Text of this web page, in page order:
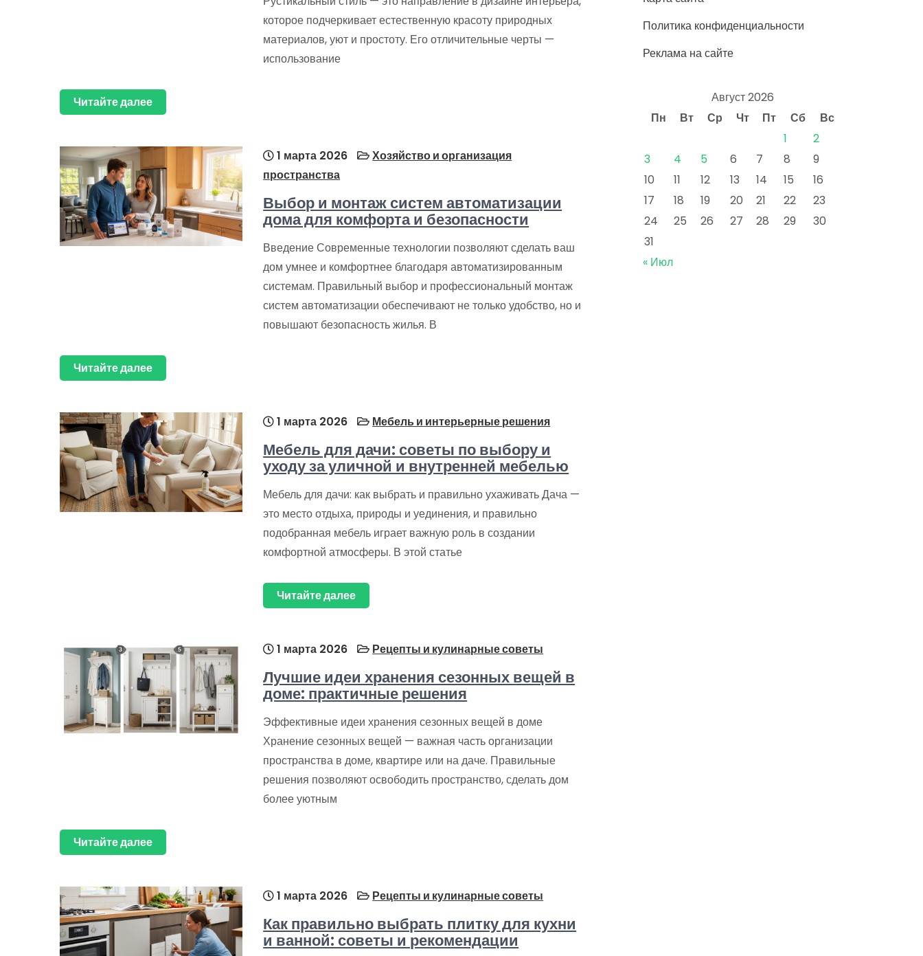
которое подчеркивает естественную красоту природных
материалов, уют и простоту. Его отличительные черты —
использование
Читайте далее
1 марта 2026
Хозяйство и организация
пространства
Выбор и монтаж систем автоматизации
дома для комфорта и безопасности
Введение Современные технологии позволяют сделать ваш
дом умнее и комфортнее благодаря автоматизированным
системам. Правильный выбор и профессиональный монтаж
систем автоматизации обеспечивают не только удобство, но и
повышают безопасность жилья. В
Читайте далее
1 марта 2026 Мебель и интерьерные решения
Мебель для дачи: советы по выбору и
уходу за уличной и внутренней мебелью
Мебель для дачи: как выбрать и правильно ухаживать Дача —
это место отдыха, природы и уединения, и правильно
подобранная мебель играет важную роль в создании
комфортной атмосферы. В этой статье
Читайте далее
1 марта 2026 Рецепты и кулинарные советы
Лучшие идеи хранения сезонных вещей в
доме: практичные решения
Эффективные идеи хранения сезонных вещей в доме
Хранение сезонных вещей — важная часть организации
пространства в доме, квартире или на даче. Правильные
решения позволяют освободить пространство, сделать дом
более уютным
Читайте далее
1 марта 2026 Рецепты и кулинарные советы
Как правильно выбрать плитку для кухни
и ванной: советы и рекомендации
Политика конфиденциальности
Реклама на сайте
Август 2026
Пн
Вт Ср Чт Пт Сб
Вс
1
2
3
4 5 6 7 8
9
10
11 12 13 14 15
16
17
18 19 20 21 22
23
24
25 26 27 28 29
30
31
« Июл